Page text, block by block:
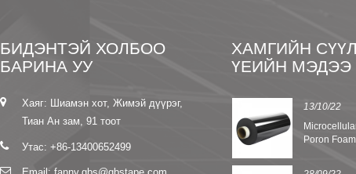
БИДЭНТЭЙ ХОЛБОО
БАРИНА УУ
Хаяг: Шиамэн хот, Жимэй дүүрэг,
Тиан Ан зам, 91 тоот
Утас: +86-13400652499
ХАМГИЙН
ҮЕИЙН МЭДЭЭ
13/09/22
8 Nomex
онцлог
13/10/22
Poron